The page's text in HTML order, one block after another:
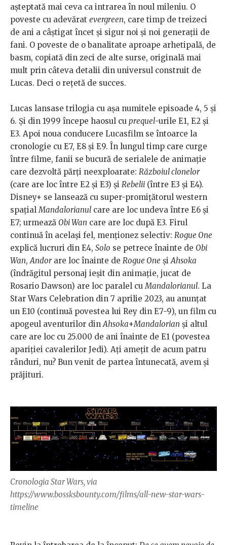
așteptată mai ceva ca intrarea în noul mileniu. O
poveste cu adevărat evergreen, care timp de treizeci
de ani a câștigat încet și sigur noi și noi generații de
fani. O poveste de o banalitate aproape arhetipală, de
basm, copiată din zeci de alte surse, originală mai
mult prin câteva detalii din universul construit de
Lucas. Deci o rețetă de succes.
Lucas lansase trilogia cu așa numitele episoade 4, 5 și
6. Și din 1999 începe haosul cu prequel-urile E1, E2 și
E3. Apoi noua conducere Lucasfilm se întoarce la
cronologie cu E7, E8 și E9. În lungul timp care curge
între filme, fanii se bucură de serialele de animație
care dezvoltă părți neexploarate: Războiul clonelor
(care are loc între E2 și E3) și Rebelii (între E3 și E4).
Disney+ se lansează cu super-promițătorul western
spațialMandalorianul care are loc undeva între E6 și
E7; urmează Obi Wan care are loc după E3. Firul
continuă în același fel, menționez selectiv: Rogue One
explică lucruri din E4, Solo se petrece înainte de Obi
Wan,Andorare loc înainte de Rogue One șiAhsoka
(îndrăgitul personaj ieșit din animație, jucat de
Rosario Dawson) are loc paralel cuMandalorianul. La
Star Wars Celebration din 7 aprilie 2023, au anunțat
un E10 (continuă povestea lui Rey din E7-9), un film cu
apogeul aventurilor dinAhsoka+Mandalorian și altul
care are loc cu 25.000 de ani înainte de E1 (povestea
apariției cavalerilor Jedi). Ați amețit de acum patru
rânduri, nu? Bun venit de partea întunecată, avem și
prăjituri.
Cronologia Star Wars, via
https://www.bossksbounty.com/films/all-new-star-wars-
timeline